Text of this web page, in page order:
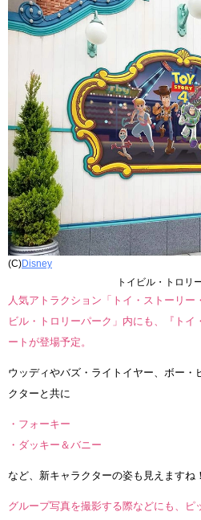
(C)Disney
トイビル・トロリ
人気アトラクション「トイ・ストーリー
ビル・トロリーパーク」内にも、『トイ
ートが登場予定。
ウッディやバズ・ライトイヤー、ボー・
クターと共に
・フォーキー
・ダッキー＆バニー
など、新キャラクターの姿も見えますね！
グループ写真を撮影する際などにも、ピ